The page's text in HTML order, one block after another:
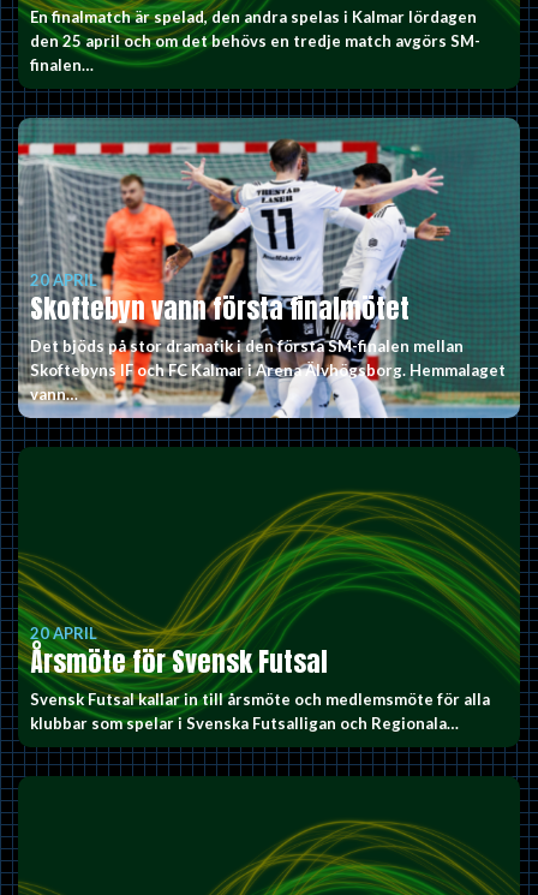
En finalmatch är spelad, den andra spelas i Kalmar lördagen
den 25 april och om det behövs en tredje match avgörs SM-
finalen…
20 APRIL
Skoftebyn vann första finalmötet
Det bjöds på stor dramatik i den första SM-finalen mellan
Skoftebyns IF och FC Kalmar i Arena Älvhögsborg. Hemmalaget
vann…
20 APRIL
Årsmöte för Svensk Futsal
Svensk Futsal kallar in till årsmöte och medlemsmöte för alla
klubbar som spelar i Svenska Futsalligan och Regionala…